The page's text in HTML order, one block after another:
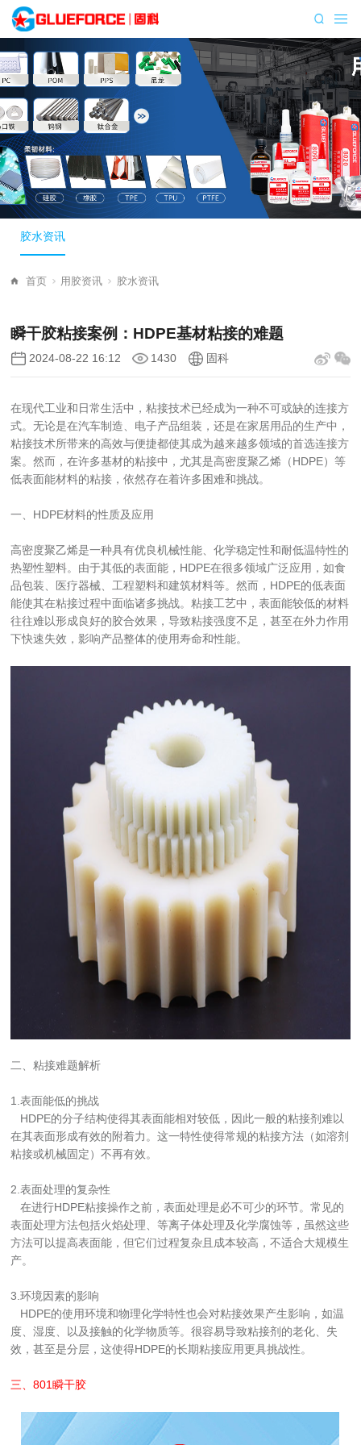
胶水资讯
首页 用胶资讯 胶水资讯
瞬干胶粘接案例：HDPE基材粘接的难题
2024-08-22 16:12 1430 固科
在现代工业和日常生活中，粘接技术已经成为一种不可或缺的连接方
式。无论是在汽车制造、电子产品组装，还是在家居用品的生产中，
粘接技术所带来的高效与便捷都使其成为越来越多领域的首选连接方
案。然而，在许多基材的粘接中，尤其是高密度聚乙烯（HDPE）等
低表面能材料的粘接，依然存在着许多困难和挑战。
一、HDPE材料的性质及应用
高密度聚乙烯是一种具有优良机械性能、化学稳定性和耐低温特性的
热塑性塑料。由于其低的表面能，HDPE在很多领域广泛应用，如食
品包装、医疗器械、工程塑料和建筑材料等。然而，HDPE的低表面
能使其在粘接过程中面临诸多挑战。粘接工艺中，表面能较低的材料
往往难以形成良好的胶合效果，导致粘接强度不足，甚至在外力作用
下快速失效，影响产品整体的使用寿命和性能。
二、粘接难题解析
1.表面能低的挑战
HDPE的分子结构使得其表面能相对较低，因此一般的粘接剂难以
在其表面形成有效的附着力。这一特性使得常规的粘接方法（如溶剂
粘接或机械固定）不再有效。
2.表面处理的复杂性
在进行HDPE粘接操作之前，表面处理是必不可少的环节。常见的
表面处理方法包括火焰处理、等离子体处理及化学腐蚀等，虽然这些
方法可以提高表面能，但它们过程复杂且成本较高，不适合大规模生
产。
3.环境因素的影响
HDPE的使用环境和物理化学特性也会对粘接效果产生影响，如温
度、湿度、以及接触的化学物质等。很容易导致粘接剂的老化、失
效，甚至是分层，这使得HDPE的长期粘接应用更具挑战性。
三、801瞬干胶